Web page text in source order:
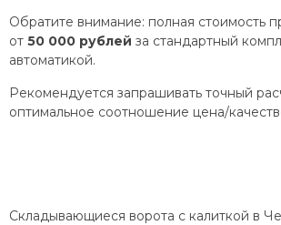
Обратите внимание: полная стоимость
от 50 000 рублей за стандартный
автоматикой.
Рекомендуется запрашивать точный
оптимальное соотношение цена/
Складывающиеся ворота с калиткой в